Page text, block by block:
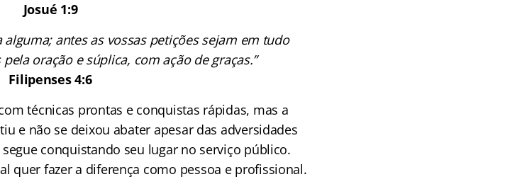
Josué 1:9
antes as vossas petições sejam em tudo
oração e súplica, com ação de graças.”
Filipenses 4:6
técnicas prontas e conquistas rápidas, mas a
e não se deixou abater apesar das adversidades
conquistando seu lugar no serviço público.
quer fazer a diferença como pessoa e profissional.